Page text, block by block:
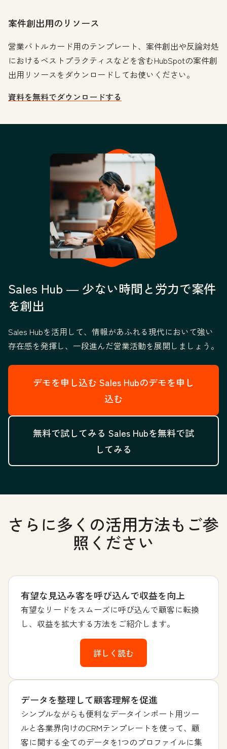
案件創出用のリソース
営業バトルカード用のテンプレート、案件創出や反論対処
におけるベストプラクティスなどを含むHubSpotの案件創
出用リソースをダウンロードしてお使いください。
資料を無料でダウンロードする
Sales Hub ― 少ない時間と労力で案件
を創出
Sales Hubを活用して、情報があふれる現代において強い
存在感を発揮し、一段進んだ営業活動を展開しましょう。
デモを申し込む Sales Hubのデモを申し
込む
無料で試してみる Sales Hubを無料で試
してみる
さらに多くの活用方法もご参
照ください
有望な見込み客を呼び込んで収益を向上
有望なリードをスムーズに呼び込んで顧客に転換
し、収益を拡大する方法をご紹介します。
詳しく読む
データを整理して顧客理解を促進
シンプルながらも便利なデータインポート用ツー
ルと各業界向けのCRMテンプレートを使って、顧
客に関する全てのデータを1つのプロファイルに集